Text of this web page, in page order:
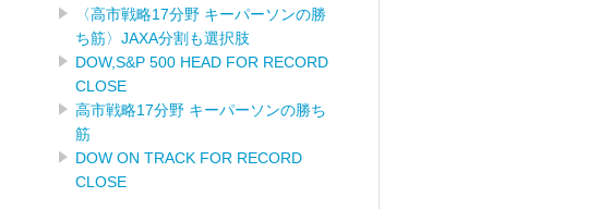
〈高市戦略17分野 キーパーソンの勝
ち筋〉JAXA分割も選択肢
DOW,S&P 500 HEAD FOR RECORD
CLOSE
高市戦略17分野 キーパーソンの勝ち
筋
DOW ON TRACK FOR RECORD
CLOSE